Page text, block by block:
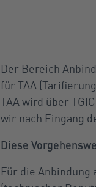
Der Bereich
für TAA
TAA wird über
wir nach Eingang
Diese
Für die